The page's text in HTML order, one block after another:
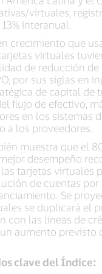
virtuales,
interanual.
crecimiento que
virtuales
de reducción de
por sus siglas en
de capital de
flujo de efectivo,
en los sistemas
a los proveedores.
muestra que el
desempeño
tarjetas virtuales
de cuentas por
Se
se duplicará el
con las líneas de
aumento previsto
clave del Índice: